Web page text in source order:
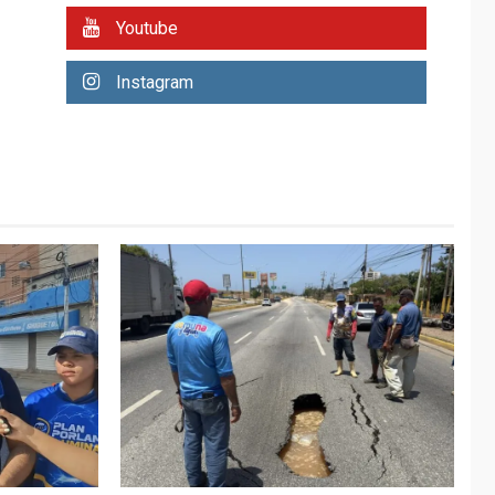
Plan de contingencia
7
US$183.000 millones
para alcanzar 3
millones de bdp
1
REGIONALES ÚLTIMA HORA
Libro de Guadalupe
Burelli eleva sus
velas en Margarita
REGIONALES ÚLTIMA HORA
Youtube
Instagram